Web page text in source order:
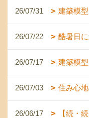
26/07/31 建築模
26/07/22 酷暑日
26/07/17 建築模
26/07/03 住み心
26/06/17 【続・